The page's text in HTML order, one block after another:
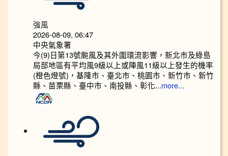
強風
2026-08-09, 06:47
中央氣象署
今(9)日第13號颱風及其外圍環流影響，新北市及綠島
局部地區有平均風9級以上或陣風11級以上發生的機率
(橙色燈號)，基隆市、臺北市、桃園市、新竹市、新竹
縣、苗栗縣、臺中市、南投縣、彰化...more...